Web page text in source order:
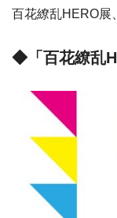
百花繚乱HERO展
◆「百花繚乱